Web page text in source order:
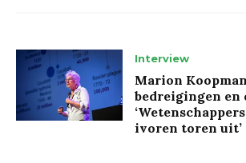
Interview
Marion
bedreigingen en
ivoren toren uit’